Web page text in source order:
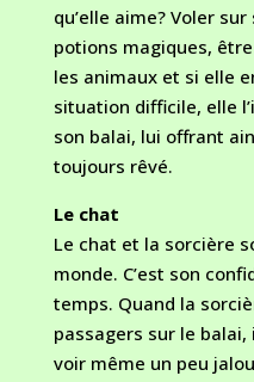
qu’elle aime? Voler
potions magiques,
les animaux et si elle
situation difficile, elle
son balai, lui offrant
toujours rêvé.
Le chat
Le chat et la sorcière
monde. C’est son
temps. Quand la
passagers sur le
voir même un peu